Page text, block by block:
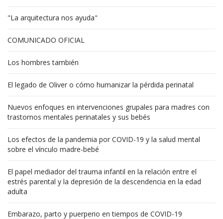
"La arquitectura nos ayuda"
COMUNICADO OFICIAL
Los hombres también
El legado de Oliver o cómo humanizar la pérdida perinatal
Nuevos enfoques en intervenciones grupales para madres con
trastornos mentales perinatales y sus bebés
Los efectos de la pandemia por COVID-19 y la salud mental
sobre el vínculo madre-bebé
El papel mediador del trauma infantil en la relación entre el
estrés parental y la depresión de la descendencia en la edad
adulta
Embarazo, parto y puerperio en tiempos de COVID-19